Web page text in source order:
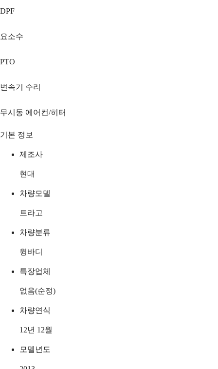
DPF
요소수
PTO
변속기 수리
무시동 에어컨/히터
기본 정보
제조사
현대
차량모델
트라고
차량분류
윙바디
특장업체
없음(순정)
차량연식
12년 12월
모델년도